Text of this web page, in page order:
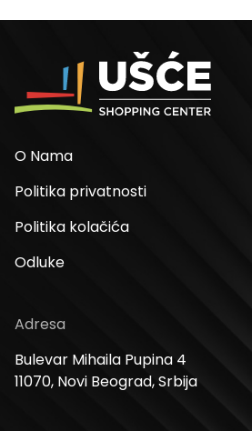
O Nama
Politika privatnosti
Politika kolačića
Odluke
Adresa
Bulevar Mihaila Pupina 4
11070, Novi Beograd, Srbija